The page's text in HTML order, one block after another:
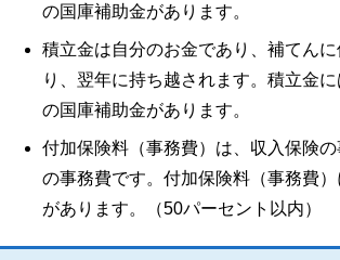
の国庫補助金があります。
積立金は自分のお金であり、補てん
り、翌年に持ち越されます。積立金
の国庫補助金があります。
付加保険料（事務費）は、収入保険
の事務費です。付加保険料（事務費
があります。（50パーセント以内）